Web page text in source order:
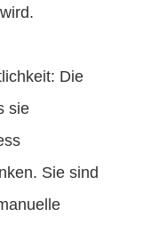
Die
sie
Sie sind